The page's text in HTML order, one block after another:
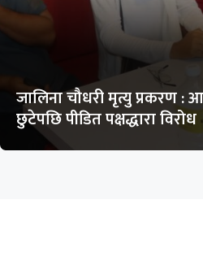
जालिना चौधरी मृत्यु प्रकरण :
छुटेपछि पीडित पक्षद्धारा विरोध